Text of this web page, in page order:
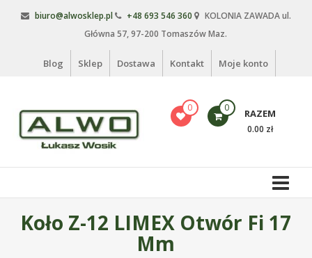
biuro@alwosklep.pl +48 693 546 360
KOLONIA ZAWADA ul.
Główna 57, 97-200 Tomaszów Maz.
Blog Sklep Dostawa Kontakt Moje konto
Alwo
sklep
Alwo
0 0 RAZEM
0.00 zł
Koło Z-12 LIMEX Otwór Fi 17
Mm